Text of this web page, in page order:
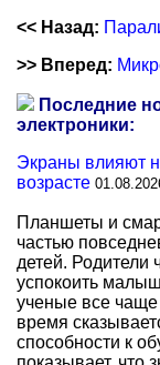
<< Назад:
>> Вперед:
Последние
электроники:
Экраны влияют
возрасте
Планшеты и
частью
детей. Родители
успокоить
ученые все чаще
время
способности к